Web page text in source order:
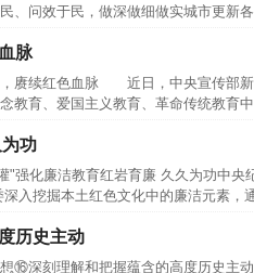
、问效于民，做深做细做实城市更新
脉
续红色血脉 近日，中央宣传部新
教育、爱国主义教育、革命传统教育
功
"强化廉洁教育红岩育廉 久久为功中央
挖掘本土红色文化中的廉洁元素，
历史主动
想⑯深刻理解和把握蕴含的高度历史
超标问题”